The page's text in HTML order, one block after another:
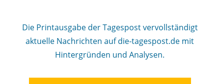
Die Printausgabe der Tagespost vervollständigt
aktuelle Nachrichten auf die-tagespost.de mit
Hintergründen und Analysen.